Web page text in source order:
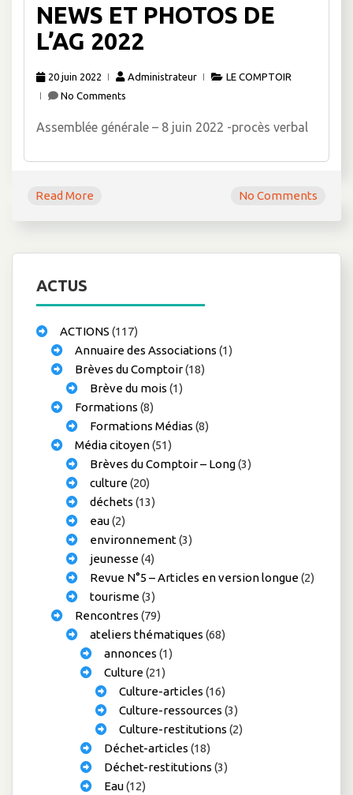
NEWS ET PHOTOS DE
L’AG 2022
20 juin 2022 Administrateur
LE COMPTOIR
No Comments
Assemblée générale – 8 juin 2022 -procès verbal
Read More No Comments
ACTUS
ACTIONS (117)
Annuaire des Associations (1)
Brèves du Comptoir(18)
Brève du mois (1)
Formations (8)
Formations Médias (8)
Média citoyen(51)
Brèves du Comptoir – Long(3)
culture(20)
déchets (13)
eau(2)
environnement(3)
jeunesse(4)
Revue N°5 – Articles en version longue(2)
tourisme(3)
Rencontres (79)
ateliers thématiques (68)
annonces (1)
Culture(21)
Culture-articles (16)
Culture-ressources (3)
Culture-restitutions (2)
Déchet-articles (18)
Déchet-restitutions (3)
Eau(12)